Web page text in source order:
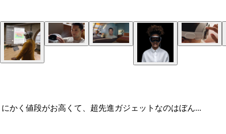
かく値段がお高くて、超先進ガジェットなのはぼん...